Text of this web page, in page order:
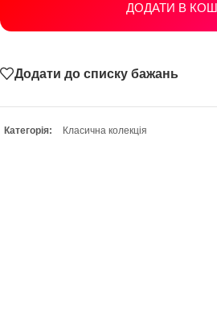
ДОДАТИ В
Додати до списку бажань
Категорія: Класична колекція